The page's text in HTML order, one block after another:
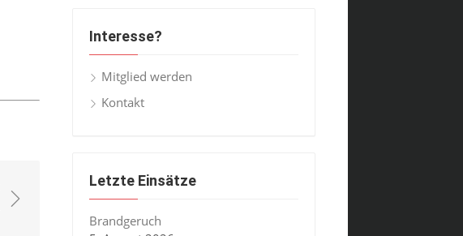
Interesse?
Mitglied werden
Kontakt
Letzte Einsätze
Brandgeruch